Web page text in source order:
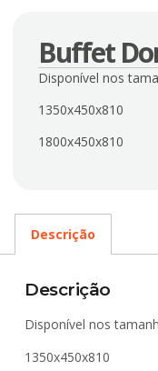
Buffet
Disponível nos
1350x450x810
1800x450x810
Descrição
Descrição
Disponível nos
1350x450x810